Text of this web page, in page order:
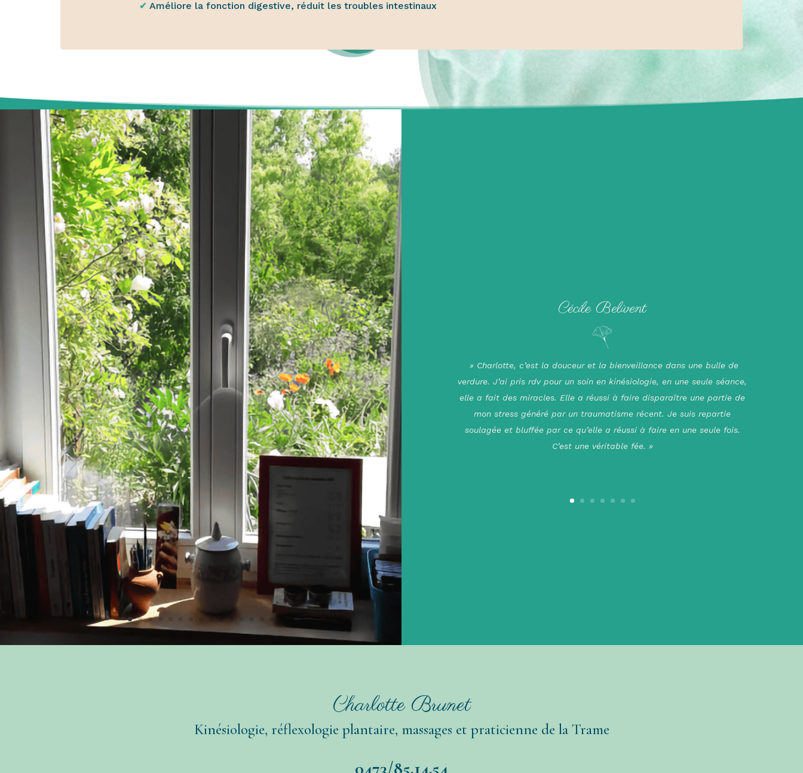
✔︎ Améliore la fonction digestive, réduit les troubles intestinaux
verdure. J’ai pris rdv pour un soin en kinésiologie, en une seule séance,
elle a fait des miracles. Elle a réussi à faire disparaître une partie de
mon stress généré par un traumatisme récent. Je suis repartie
soulagée et bluffée par ce qu’elle a réussi à faire en une seule fois.
C’est une véritable fée. »
Charlotte Brunet
Kinésiologie, réflexologie plantaire, massages et praticienne de la Trame
0473/85.14.54